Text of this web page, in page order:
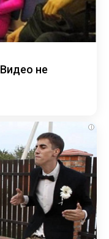
не
i